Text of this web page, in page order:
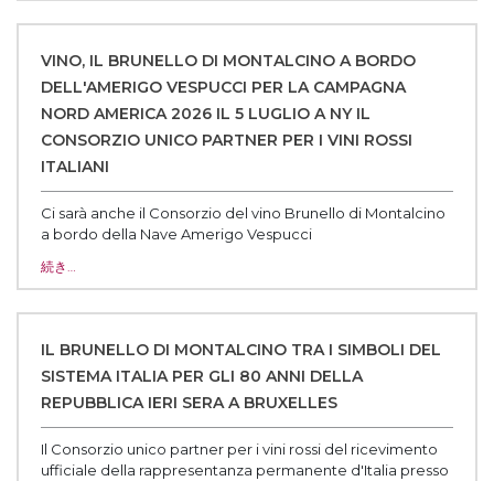
VINO, IL BRUNELLO DI MONTALCINO A BORDO
DELL'AMERIGO VESPUCCI PER LA CAMPAGNA
NORD AMERICA 2026 IL 5 LUGLIO A NY IL
CONSORZIO UNICO PARTNER PER I VINI ROSSI
ITALIANI
Ci sarà anche il Consorzio del vino Brunello di Montalcino
a bordo della Nave Amerigo Vespucci
続き…
IL BRUNELLO DI MONTALCINO TRA I SIMBOLI DEL
SISTEMA ITALIA PER GLI 80 ANNI DELLA
REPUBBLICA IERI SERA A BRUXELLES
Il Consorzio unico partner per i vini rossi del ricevimento
ufficiale della rappresentanza permanente d'Italia presso